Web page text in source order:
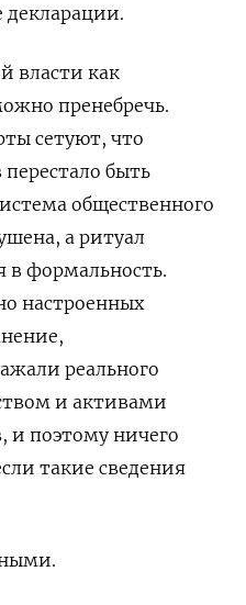
декларации.
власти как
пренебречь.
сетуют, что
быть
общественного
а ритуал
в формальность.
настроенных
реального
и активами
и поэтому ничего
такие сведения